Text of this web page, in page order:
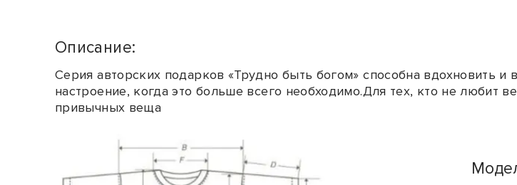
Описание:
Cерия авторских подарков «Трудно быть богом» способна вдохновить
настроение, когда это больше всего необходимо.Для тех, кто не любит
привычных веща